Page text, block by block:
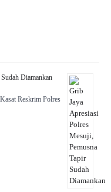
Diamankan
Reskrim Polres